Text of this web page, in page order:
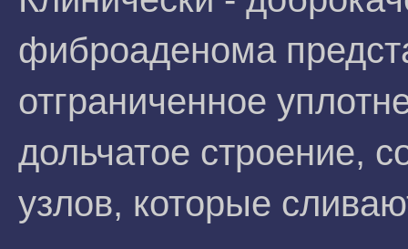
фиброаденома
отграниченное
дольчатое строение,
узлов, которые